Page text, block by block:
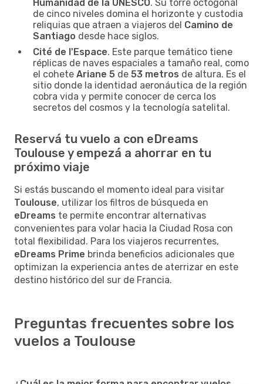
Humanidad de la UNESCO. Su torre octogonal
de cinco niveles domina el horizonte y custodia
reliquias que atraen a viajeros del Camino de
Santiago desde hace siglos.
Cité de l'Espace. Este parque temático tiene
réplicas de naves espaciales a tamaño real, como
el cohete Ariane 5 de 53 metros de altura. Es el
sitio donde la identidad aeronáutica de la región
cobra vida y permite conocer de cerca los
secretos del cosmos y la tecnología satelital.
Reservá tu vuelo a con eDreams
Toulouse y empezá a ahorrar en tu
próximo viaje
Si estás buscando el momento ideal para visitar
Toulouse, utilizar los filtros de búsqueda en
eDreams te permite encontrar alternativas
convenientes para volar hacia la Ciudad Rosa con
total flexibilidad. Para los viajeros recurrentes,
eDreams Prime brinda beneficios adicionales que
optimizan la experiencia antes de aterrizar en este
destino histórico del sur de Francia.
Preguntas frecuentes sobre los
vuelos a Toulouse